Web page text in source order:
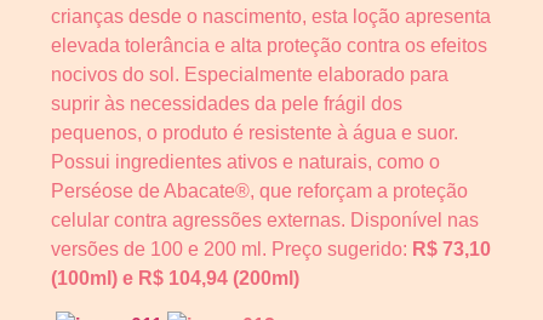
crianças desde o nascimento, esta loção apresenta
elevada tolerância e alta proteção contra os efeitos
nocivos do sol. Especialmente elaborado para
suprir às necessidades da pele frágil dos
pequenos, o produto é resistente à água e suor.
Possui ingredientes ativos e naturais, como o
Perséose de Abacate®, que reforçam a proteção
celular contra agressões externas. Disponível nas
versões de 100 e 200 ml. Preço sugerido: R$ 73,10
(100ml) e R$ 104,94 (200ml)